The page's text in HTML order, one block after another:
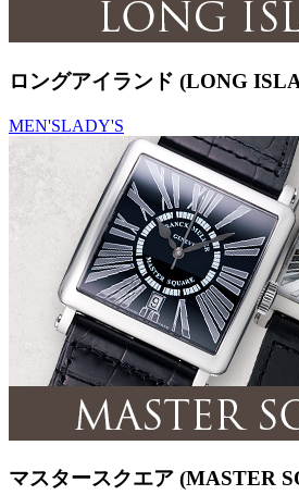
ロングアイランド (LONG
MEN'SLADY'S
マスタースクエア (MASTER